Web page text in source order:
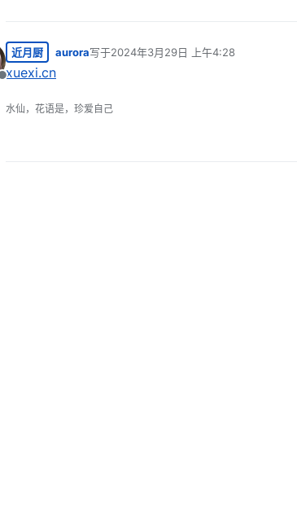
离线
近月厨 aurora写于2024年3月29日 上午4:28
最后由 编辑
xuexi.cn
水仙，花语是，珍爱自己